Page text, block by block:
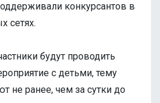
конкурсантов в
сетях.
будут проводить
с детьми, тему
не ранее, чем за сутки до